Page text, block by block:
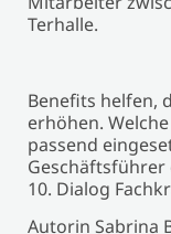
Terhalle.
Benefits helfen,
erhöhen.
passend
Geschäftsführer
10. Dialog
Autorin Sabrina